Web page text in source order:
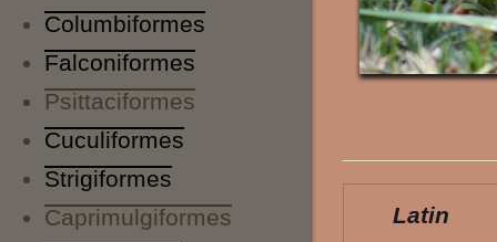
Columbiformes
Falconiformes
Psittaciformes
Cuculiformes
Strigiformes
Caprimulgiformes
Latin